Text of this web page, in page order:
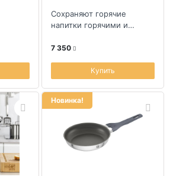
Сохраняют горячие
напитки горячими и
долгое время.
7 350
Купить
Новинка!